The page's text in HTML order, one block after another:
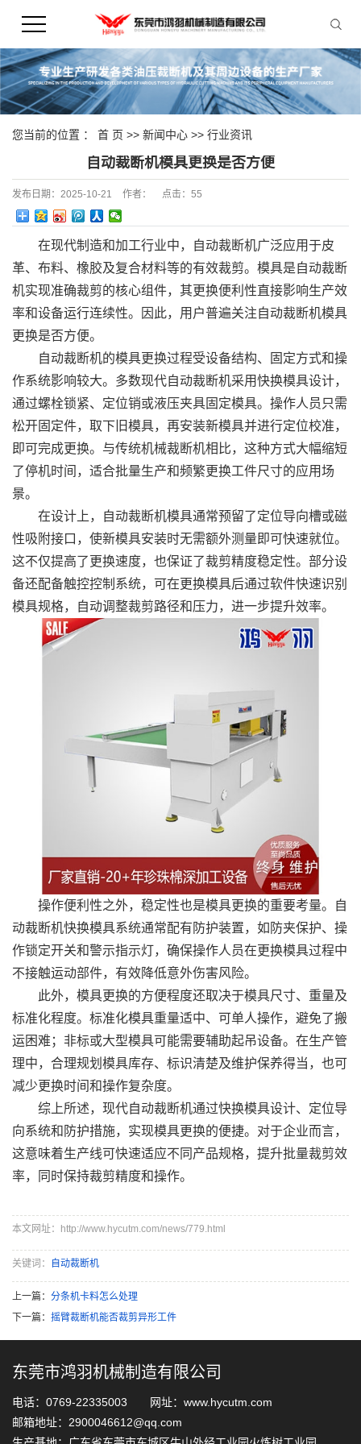
您当前的位置 ： 首 页 >> 新闻中心 >> 行业资讯
自动裁断机模具更换是否方便
发布日期： 2025-10-21 作者： 点击： 55
在现代制造和加工行业中，自动裁断机广泛应用于皮
革、布料、橡胶及复合材料等的有效裁剪。模具是自动裁断
机实现准确裁剪的核心组件，其更换便利性直接影响生产效
率和设备运行连续性。因此，用户普遍关注自动裁断机模具
更换是否方便。
自动裁断机的模具更换过程受设备结构、固定方式和操
作系统影响较大。多数现代自动裁断机采用快换模具设计，
通过螺栓锁紧、定位销或液压夹具固定模具。操作人员只需
松开固定件，取下旧模具，再安装新模具并进行定位校准，
即可完成更换。与传统机械裁断机相比，这种方式大幅缩短
了停机时间，适合批量生产和频繁更换工件尺寸的应用场
景。
在设计上，自动裁断机模具通常预留了定位导向槽或磁
性吸附接口，使新模具安装时无需额外测量即可快速就位。
这不仅提高了更换速度，也保证了裁剪精度稳定性。部分设
备还配备触控控制系统，可在更换模具后通过软件快速识别
模具规格，自动调整裁剪路径和压力，进一步提升效率。
操作便利性之外，稳定性也是模具更换的重要考量。自
动裁断机快换模具系统通常配有防护装置，如防夹保护、操
作锁定开关和警示指示灯，确保操作人员在更换模具过程中
不接触运动部件，有效降低意外伤害风险。
此外，模具更换的方便程度还取决于模具尺寸、重量及
标准化程度。标准化模具重量适中、可单人操作，避免了搬
运困难；非标或大型模具可能需要辅助起吊设备。在生产管
理中，合理规划模具库存、标识清楚及维护保养得当，也可
减少更换时间和操作复杂度。
综上所述，现代自动裁断机通过快换模具设计、定位导
向系统和防护措施，实现模具更换的便捷。对于企业而言，
这意味着生产线可快速适应不同产品规格，提升批量裁剪效
率，同时保持裁剪精度和操作。
本文网址：http://www.hycutm.com/news/779.html
关键词： 自动裁断机
上一篇： 分条机卡料怎么处理
下一篇： 摇臂裁断机能否裁剪异形工件
东莞市鸿羽机械制造有限公司
电话：0769-22335003 网址：www.hycutm.com
邮箱地址：2900046612@qq.com